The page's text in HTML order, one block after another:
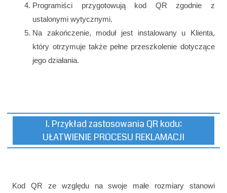
Programiści przygotowują kod QR zgodnie z
ustalonymi wytycznymi.
Na zakończenie, moduł jest instalowany u Klienta,
który otrzymuje także pełne przeszkolenie dotyczące
jego działania.
I. Przykład zastosowania QR kodu:
UŁATWIENIE PROCESU REKLAMACJI
Kod QR ze względu na swoje małe rozmiary stanowi